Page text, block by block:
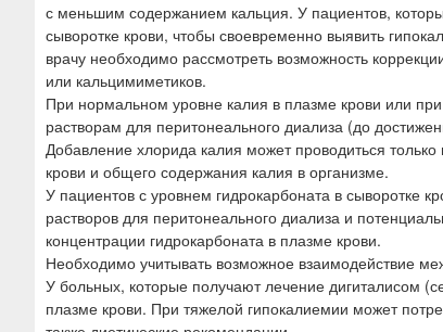
с меньшим содержанием кальция. У пациентов,
сыворотке крови, чтобы своевременно выявить
врачу необходимо рассмотреть возможность
или кальцимиметиков.
При нормальном уровне калия в плазме крови или
растворам для перитонеального диализа (до
Добавление хлорида калия может проводиться
крови и общего содержания калия в организме.
У пациентов с уровнем гидрокарбоната в сыворотке
растворов для перитонеального диализа и
концентрации гидрокарбоната в плазме крови.
Необходимо учитывать возможное взаимодействие
У больных, которые получают лечение дигиталисом
плазме крови. При тяжелой гипокалиемии может